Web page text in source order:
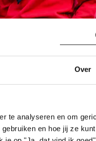
Over
te analyseren en om
en hoe jij ze